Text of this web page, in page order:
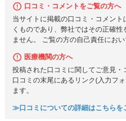
口コミ・コメントをご覧の方へ
当サイトに掲載の口コミ・コメン
くものであり、弊社ではその正確
ません。 ご覧の方の自己責任におい
医療機関の方へ
投稿された口コミに関してご意見・
口コミの末尾にあるリンク(入力フ
ます。
≫口コミについての詳細はこちらを